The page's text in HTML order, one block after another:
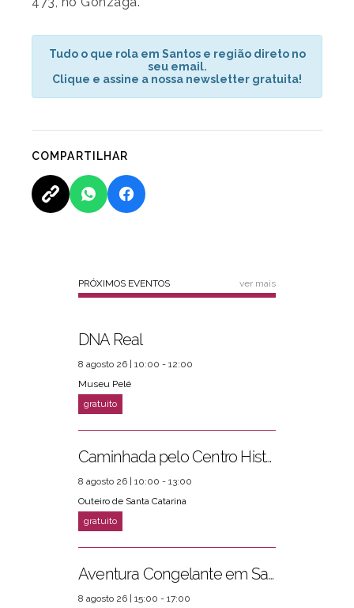
Tudo o que rola em Santos e região direto no
seu email.
Clique e assine a nossa newsletter gratuita!
COMPARTILHAR
PRÓXIMOS EVENTOS ver mais
DNA Real
8 agosto 26 | 10:00 - 12:00
Museu Pelé
Caminhada pelo Centro Histórico
8 agosto 26 | 10:00 - 13:00
Outeiro de Santa Catarina
Aventura Congelante em Santos
8 agosto 26 | 15:00 - 17:00